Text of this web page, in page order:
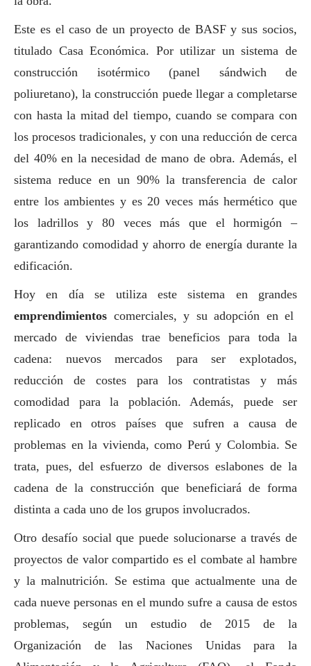
Este es el caso de un proyecto de BASFy sus socios,
titulado Casa Económica. Por utilizar un sistema de
construcción isotérmico (panel sándwich de
poliuretano), la construcción puede llegar a completarse
con hasta la mitad del tiempo, cuando se compara con
los procesos tradicionales, y con una reducción de cerca
del 40% en la necesidad de mano de obra. Además, el
sistema reduce en un 90% la transferencia de calor
entre los ambientes y es 20 veces más hermético que
los ladrillos y 80 veces más que el hormigón –
garantizando comodidad y ahorro de energía durante la
edificación.
Hoy en día se utiliza este sistema en grandes
emprendimientos comerciales, y su adopción en el
mercado de viviendas trae beneficios para toda la
cadena: nuevos mercados para ser explotados,
reducción de costes para los contratistas y más
comodidad para la población. Además, puede ser
replicado en otros países que sufren a causa de
problemas en la vivienda, como Perú y Colombia. Se
trata, pues, del esfuerzo de diversos eslabones de la
cadena de la construcción que beneficiará de forma
distinta a cada uno de los grupos involucrados.
Otro desafío social que puede solucionarse a través de
proyectos de valor compartido es el combate al hambre
y la malnutrición. Se estima que actualmente una de
cada nueve personas en el mundo sufre a causa de estos
problemas, según un estudio de 2015 de la
Organización de las Naciones Unidas para la